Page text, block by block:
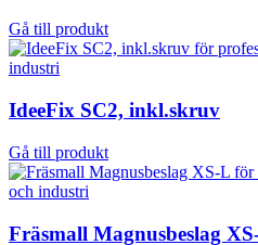
Gå till produkt
IdeeFix SC2, inkl.skruv
Gå till produkt
Fräsmall Magnusbeslag